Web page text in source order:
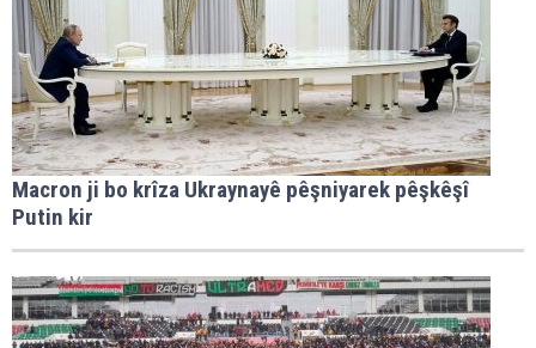
Macron ji bo krîza Ukraynayê pêşniyarek pêşkêşî
Putin kir